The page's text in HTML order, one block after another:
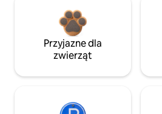
Przyjazne dla
zwierząt